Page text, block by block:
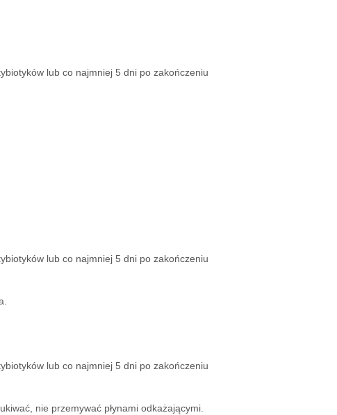
lub co najmniej 5 dni po zakończeniu
lub co najmniej 5 dni po zakończeniu
lub co najmniej 5 dni po zakończeniu
nie przemywać płynami odkażającymi.